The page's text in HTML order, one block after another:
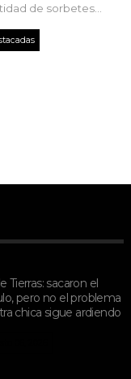
de sorbetes...
Tierras: sacaron el
pero no el problema
chica sigue ardiendo